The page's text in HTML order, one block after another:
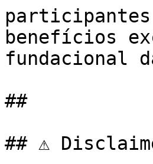
participantes
benefícios
fundacional
##
## ⚠